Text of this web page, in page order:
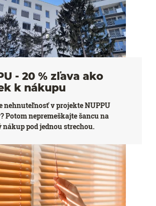
- 20 % zľava ako
k nákupu
nehnuteľnosť v projekte NUPPU
Potom nepremeškajte šancu na
nákup pod jednou strechou.